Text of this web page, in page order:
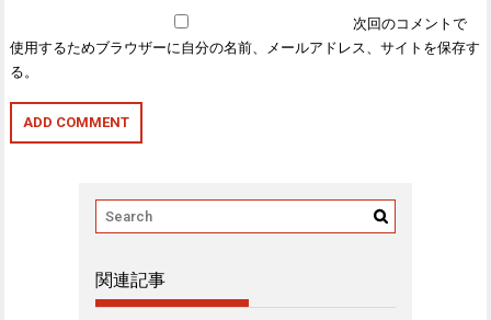
次回のコメントで
使用するためブラウザーに自分の名前、メールアドレス、サイトを保存す
る。
関連記事